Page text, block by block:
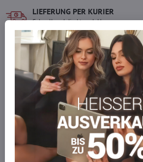
LIEFERUNG PER KURIER
Schnell und direkt nach Hause.
SICHERE ZAHLUNGEN
Gesicherte Online-Zahlungen
Ware auf Lager
Wir versenden sofort
Werden Sie Teil von everlady
Werden Sie Teil von everlady und
Mitgliedervorteilbei jedem Einkauf.
Der Vorteil wird automatisch im
Möchten Sie mehr
auf Lager haben?